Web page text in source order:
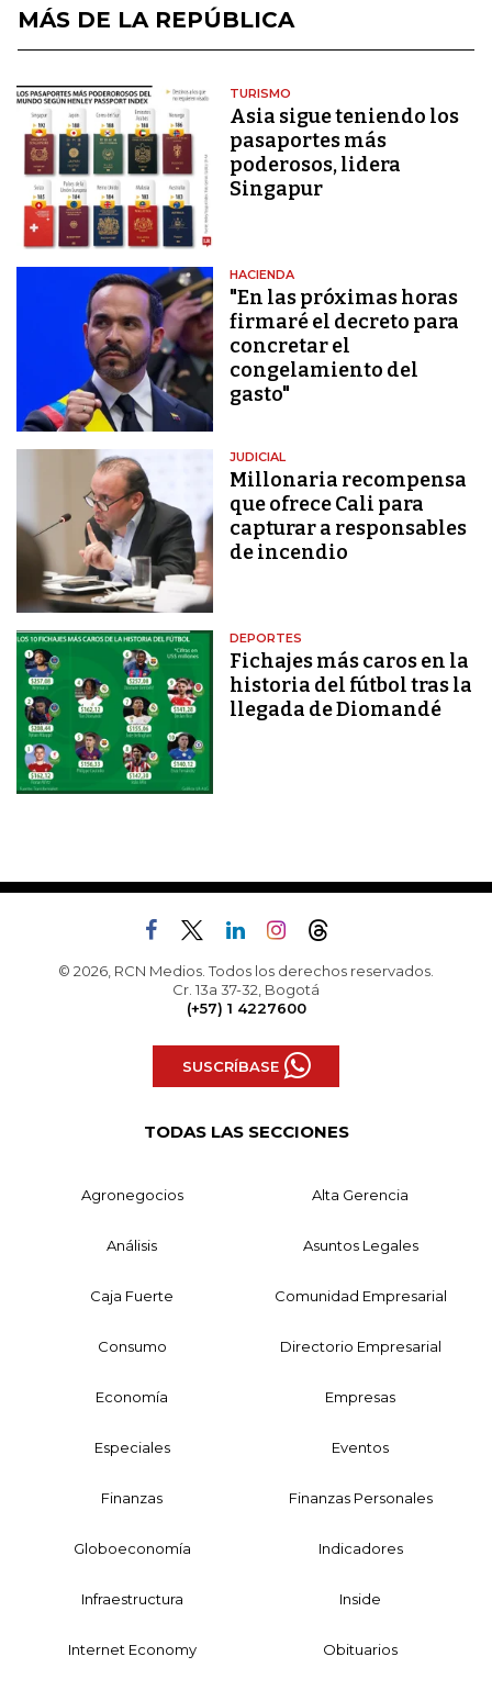
MÁS DE LA REPÚBLICA
TURISMO
Asia sigue teniendo los
pasaportes más
poderosos, lidera
Singapur
HACIENDA
"En las próximas horas
firmaré el decreto para
concretar el
congelamiento del
gasto"
JUDICIAL
Millonaria recompensa
que ofrece Cali para
capturar a responsables
de incendio
DEPORTES
Fichajes más caros en la
historia del fútbol tras la
llegada de Diomandé
© 2026, RCN Medios. Todos los derechos reservados.
Cr. 13a 37-32, Bogotá
(+57) 1 4227600
SUSCRÍBASE
TODAS LAS SECCIONES
Agronegocios Alta Gerencia
Análisis Asuntos Legales
Caja Fuerte Comunidad Empresarial
Consumo Directorio Empresarial
Economía Empresas
Especiales Eventos
Finanzas Finanzas Personales
Globoeconomía Indicadores
Infraestructura Inside
Internet Economy Obituarios